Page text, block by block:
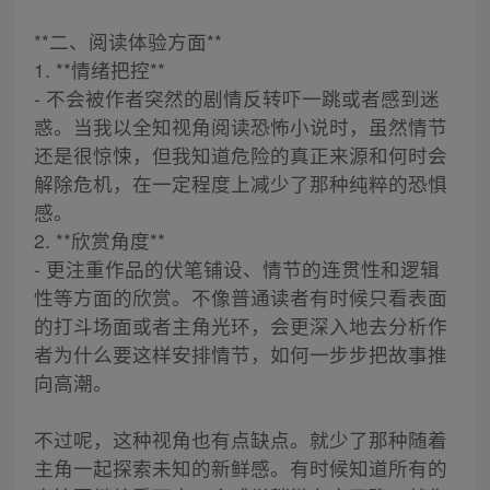
**二、阅读体验方面**
1. **情绪把控**
- 不会被作者突然的剧情反转吓一跳或者感到迷
惑。当我以全知视角阅读恐怖小说时，虽然情节
还是很惊悚，但我知道危险的真正来源和何时会
解除危机，在一定程度上减少了那种纯粹的恐惧
感。
2. **欣赏角度**
- 更注重作品的伏笔铺设、情节的连贯性和逻辑
性等方面的欣赏。不像普通读者有时候只看表面
的打斗场面或者主角光环，会更深入地去分析作
者为什么要这样安排情节，如何一步步把故事推
向高潮。
不过呢，这种视角也有点缺点。就少了那种随着
主角一起探索未知的新鲜感。有时候知道所有的